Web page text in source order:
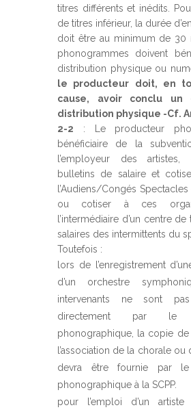
titres différents et inédits.
de titres inférieur, la durée
doit être au minimum de 30
phonogrammes doivent
distribution physique ou
le producteur doit, en
cause, avoir conclu un
distribution physique -Cf.
2-2 : Le producteur
bénéficiaire de la
l’employeur des artistes,
bulletins de salaire et
l’Audiens/Congés Spectacles
ou cotiser à ces
l’intermédiaire d’un centre
salaires des intermittents du
Toutefois :
lors de l’enregistrement
d’un orchestre
intervenants ne sont pas
directement par le
phonographique, la copie
l’association de la chorale ou
devra être fournie par le
phonographique à la SCPP.
pour l’emploi d’un